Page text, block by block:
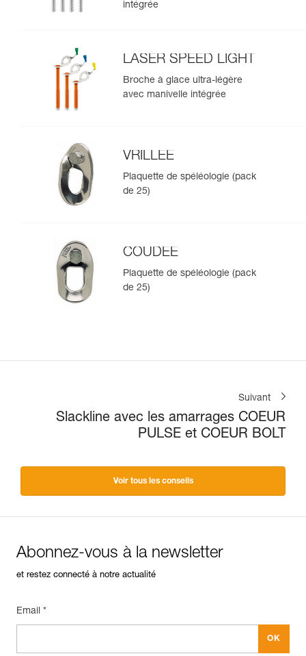
intégrée
LASER SPEED LIGHT
Broche à glace ultra-légère
avec manivelle intégrée
VRILLEE
Plaquette de spéléologie (pack
de 25)
COUDEE
Plaquette de spéléologie (pack
de 25)
Suivant
Slackline avec les amarrages COEUR
PULSE et COEUR BOLT
Voir tous les conseils
Abonnez-vous à la newsletter
et restez connecté à notre actualité
Email *